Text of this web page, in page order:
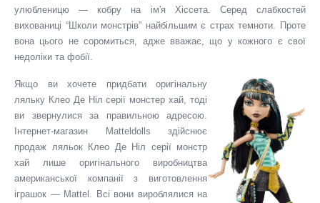
улюбленицю — кобру на ім'я Хіссета. Серед слабкостей
вихованиці “Школи монстрів” найбільшим є страх темноти. Проте
вона цього не соромиться, адже вважає, що у кожного є свої
недоліки та фобії.
Якщо ви хочете придбати оригінальну
ляльку Клео Де Ніл серії монстер хай, тоді
ви звернулися за правильною адресою.
Інтернет-магазин Matteldolls здійснює
продаж ляльок Клео Де Ніл серії монстр
хай лише оригінального виробництва
американської компанії з виготовлення
іграшок — Mattel. Всі вони вироблялися на